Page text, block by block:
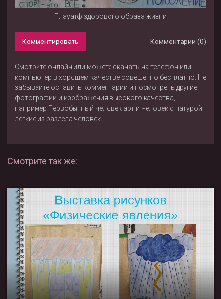
Плауатф здорового образа жизни
Комментировать Комментарии (0)
Смотрите онлайн или можете скачать на телефон или
компьютер в хорошем качестве совешенно бесплатно. Не
забывайте оставить комментарий и посмотреть другие
фотографии и изображения высокого качества,
например Первобытный человек арт и Человек с натурой
легкие из раздела человек
Смотрите так же: